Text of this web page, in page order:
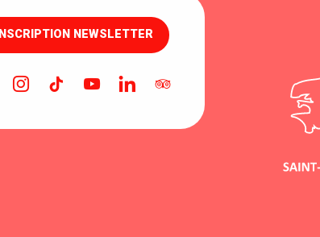
INSCRIPTION NEWSLETTER